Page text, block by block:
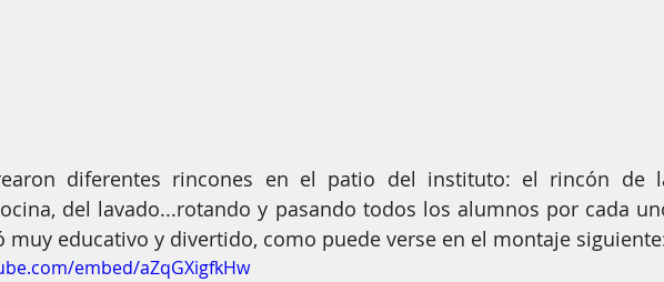
diferentes rincones en el patio del instituto: el rincón de
del lavado...rotando y pasando todos los alumnos por cada
muy educativo y divertido, como puede verse en el montaje
embed/aZqGXigfkHw